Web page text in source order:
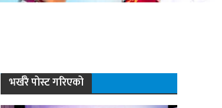
भर्खरै पोस्ट गरिएको